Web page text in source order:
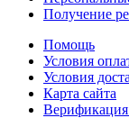
Получение
Помощь
Условия
Условия
Карта сайта
Верификация